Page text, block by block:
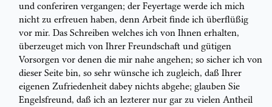
und conferiren vergangen; der Feyertage werde ich mich
nicht zu erfreuen haben, denn Arbeit finde ich überflüßig
vor mir. Das Schreiben welches ich von Ihnen erhalten,
überzeuget mich von Ihrer Freundschaft und gütigen
Vorsorgen vor denen die mir nahe angehen; so sicher ich von
dieser Seite bin, so sehr wünsche ich zugleich, daß Ihrer
eigenen Zufriedenheit dabey nichts abgehe; glauben Sie
Engelsfreund, daß ich an lezterer nur gar zu vielen Antheil